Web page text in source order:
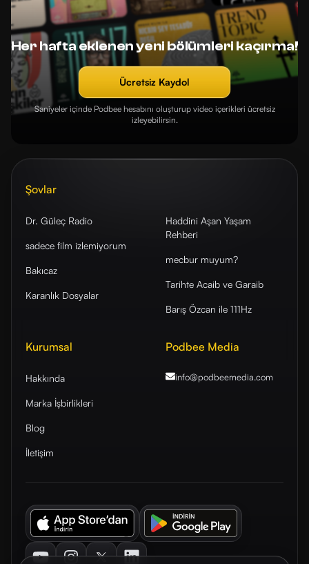
Her hafta eklenen yeni bölümleri kaçırma!
Ücretsiz Kaydol
Saniyeler içinde Podbee hesabını oluşturup video içerikleri ücretsiz
izleyebilirsin.
Şovlar
Dr. Güleç Radio
sadece film izlemiyorum
Bakıcaz
Karanlık Dosyalar
Haddini Aşan Yaşam
Rehberi
mecbur muyum?
Tarihte Acaib ve Garaib
Barış Özcan ile 111Hz
Kurumsal
Hakkında
Marka İşbirlikleri
Blog
İletişim
Podbee Media
info@podbeemedia.com